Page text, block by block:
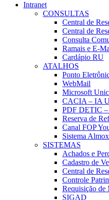
Intranet
CONSULTAS
Central de
Central de
Consulta
Ramais e E-
Cardápio RU
ATALHOS
Ponto
WebMail
Microsoft
CACIA – IA
PDF DETIC –
Reserva de
Canal FOP
Sistema
SISTEMAS
Achados e
Cadastro de
Central de
Controle
Requisição de
SIGAD